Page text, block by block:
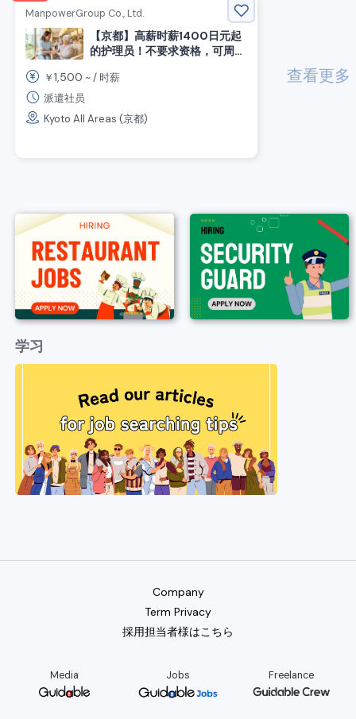
ManpowerGroup Co., Ltd.
【京都】高薪时薪1400日元起
的护理员！不要求资格，可周薪
￥1,500 ~ /时薪
派遣社员
Kyoto All Areas (京都)
查看更多
学习
Company
Term Privacy
採用担当者様はこちら
Media Jobs Freelance